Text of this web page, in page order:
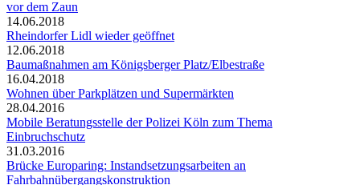
vor dem Zaun
14.06.2018
Rheindorfer Lidl wieder geöffnet
12.06.2018
Baumaßnahmen am Königsberger Platz/Elbestraße
16.04.2018
Wohnen über Parkplätzen und Supermärkten
28.04.2016
Mobile Beratungsstelle der Polizei Köln zum Thema
Einbruchschutz
31.03.2016
Brücke Europaring: Instandsetzungsarbeiten an
Fahrbahnübergangskonstruktion